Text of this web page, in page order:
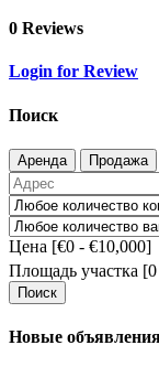
0 Reviews
Login for Review
Поиск
Аренда Продажа
Цена [€0 - €10,000]
Площадь участка [0
Поиск
Новые